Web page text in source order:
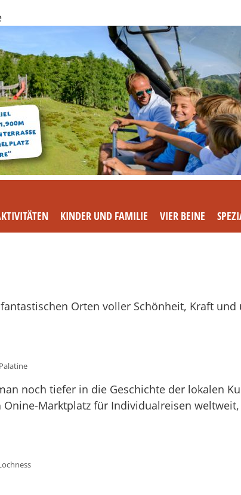
KINDER UND FAMILIE VIER BEINE
Orten voller Schönheit, Kraft und
noch tiefer in die Geschichte der lokalen
Onine-Marktplatz für Individualreisen